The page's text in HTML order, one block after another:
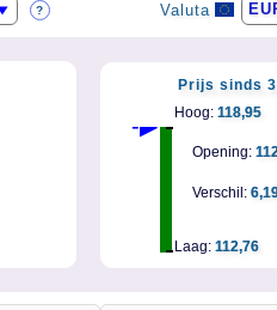
? Valuta
Prijs sinds
Opening:
Hoog: 118,95
Laag: 112,76
Verschil: